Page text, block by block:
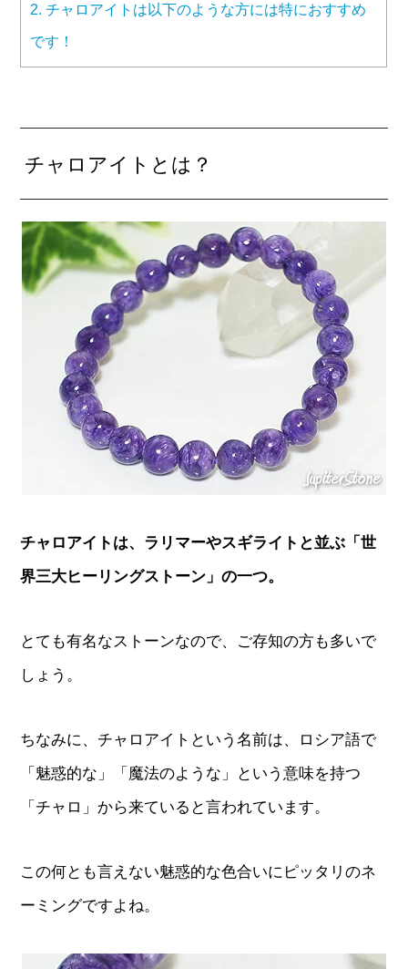
2. チャロアイトは以下のような方には特におすすめ
です！
チャロアイトとは？
チャロアイトは、ラリマーやスギライトと並ぶ「世
界三大ヒーリングストーン」の一つ。
とても有名なストーンなので、ご存知の方も多いで
しょう。
ちなみに、チャロアイトという名前は、ロシア語で
「魅惑的な」「魔法のような」という意味を持つ
「チャロ」から来ていると言われています。
この何とも言えない魅惑的な色合いにピッタリのネ
ーミングですよね。